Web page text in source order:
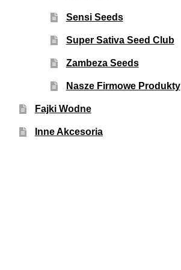
Sensi Seeds
Super Sativa Seed Club
Zambeza Seeds
Nasze Firmowe Produkty
Fajki Wodne
Inne Akcesoria